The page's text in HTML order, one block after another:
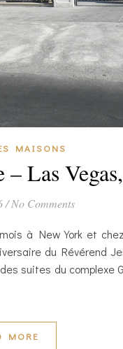
MAISONS
Las
/ No Comments
à New York et
du Révérend
suites du complexe
MORE